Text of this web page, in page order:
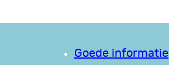
Goede informatie